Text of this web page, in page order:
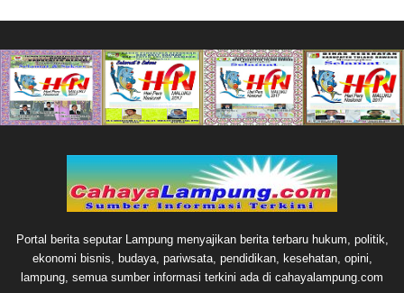
Portal berita seputar Lampung menyajikan berita terbaru hukum, politik,
ekonomi bisnis, budaya, pariwsata, pendidikan, kesehatan, opini,
lampung, semua sumber informasi terkini ada di cahayalampung.com